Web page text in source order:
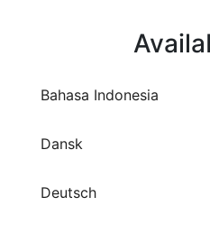
Bahasa Indonesia
Dansk
Deutsch